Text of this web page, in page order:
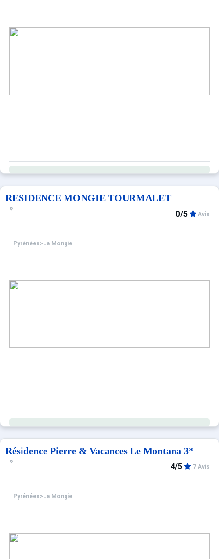
RESIDENCE MONGIE TOURMALET
Pyrénées> La Mongie
0/5 Avis
Résidence Pierre & Vacances Le Montana 3*
Pyrénées> La Mongie
4/5 7 Avis